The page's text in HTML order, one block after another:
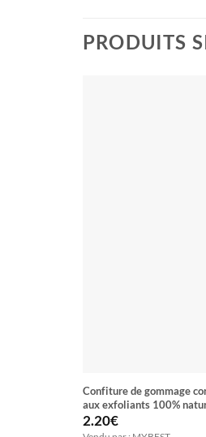
PRODUITS
Confiture de gommage
aux exfoliants 100%
2.20€